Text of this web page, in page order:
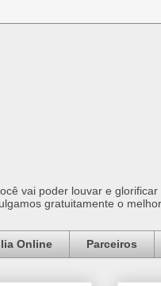
vai poder louvar e
gratuitamente o
Online Parceiros